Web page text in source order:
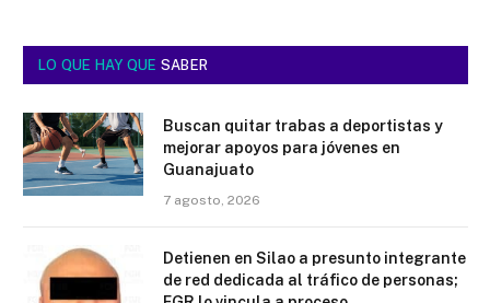
LO QUE HAY QUE SABER
Buscan quitar trabas a deportistas y
mejorar apoyos para jóvenes en
Guanajuato
7 agosto, 2026
Detienen en Silao a presunto integrante
de red dedicada al tráfico de personas;